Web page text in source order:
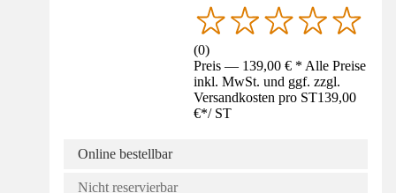
(0)
Preis — 139,00 € * Alle Preise
inkl. MwSt. und ggf. zzgl.
Versandkosten pro ST139,00
€*/ ST
Online bestellbar
Nicht reservierbar